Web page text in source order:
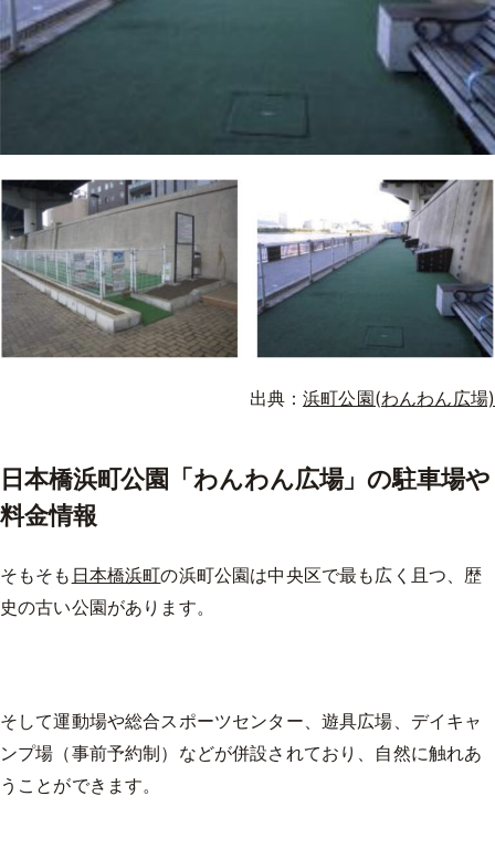
出典：浜町公園(わんわん広場)
日本橋浜町公園「わんわん広場」の駐車場や
料金情報
そもそも 日本橋浜町の浜町公園は中央区で最も広く且つ、歴
史の古い公園があります。
そして運動場や総合スポーツセンター、遊具広場、デイキャ
ンプ場（事前予約制）などが併設されており、自然に触れあ
うことができます。